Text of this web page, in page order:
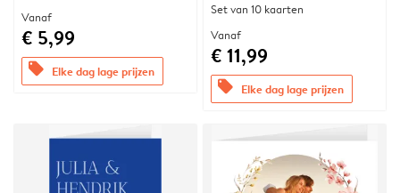
Vanaf
€ 5,99
offers Elke dag lage prijzen
Set van 10 kaarten
Vanaf
€ 11,99
offers Elke dag lage prijzen